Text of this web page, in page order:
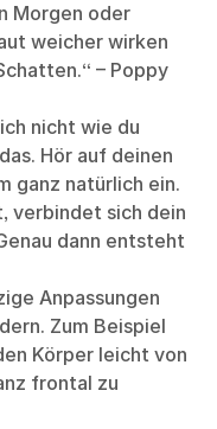
Morgen oder
weicher wirken
– Poppy
nicht wie du
Hör auf deinen
ganz natürlich ein.
verbindet sich dein
dann entsteht
Anpassungen
Zum Beispiel
Körper leicht von
frontal zu